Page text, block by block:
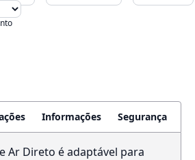
Informações Segurança
Ar Direto é adaptável para